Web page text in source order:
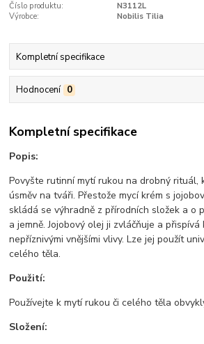
Číslo produktu:
N3112L
Výrobce:
Nobilis Tilia
Kompletní specifikace
Hodnocení 0
Kompletní specifikace
Popis:
Povyšte rutinní mytí rukou na drobný rituál,
úsměv na tváři. Přestože mycí krém s
skládá se výhradně z přírodních složek a o
a jemně. Jojobový olej ji zvláčňuje a
nepříznivými vnějšími vlivy. Lze jej použít
celého těla.
Použití:
Používejte k mytí rukou či celého těla
Složení: